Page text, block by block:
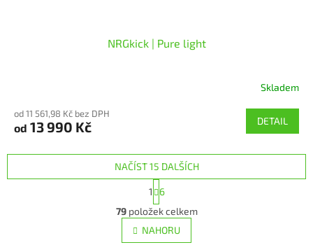
NRGkick | Pure light
produktu
je
z
hvězdiček.
Skladem
od 11 561,98 Kč bez DPH
od 13 990 Kč DETAIL
O
v
l
á
NAČÍST 15 DALŠÍCH
S
t
r
á
n
k
1
6
79položek celkem
NAHORU